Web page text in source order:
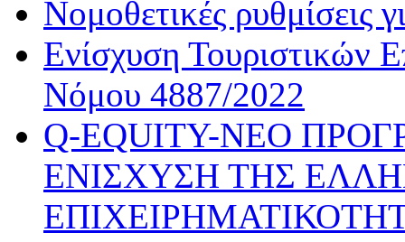
Νομοθετικές ρυθμίσεις
Ενίσχυση Τουριστικών
Νόμου 4887/2022
Q-EQUITY-ΝΕΟ
ΕΝΙΣΧΥΣΗ ΤΗΣ